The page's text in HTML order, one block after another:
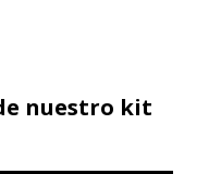
nuestro kit